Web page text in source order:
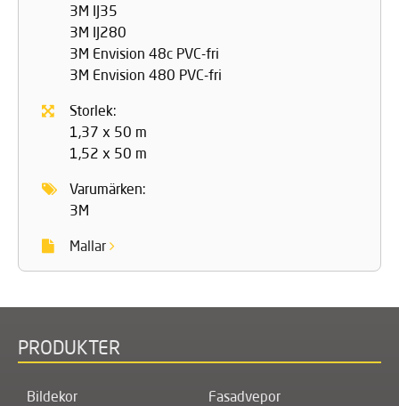
3M IJ35
3M IJ280
3M Envision 48c PVC-fri
3M Envision 480 PVC-fri
Storlek:
1,37 x 50 m
1,52 x 50 m
Varumärken:
3M
Mallar
PRODUKTER
Bildekor
Fasadvepor